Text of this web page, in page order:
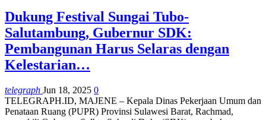
Dukung Festival Sungai Tubo-
Salutambung, Gubernur SDK:
Pembangunan Harus Selaras dengan
Kelestarian…
telegraph Jun 18, 2025 0
TELEGRAPH.ID, MAJENE – Kepala Dinas Pekerjaan Umum dan
Penataan Ruang (PUPR) Provinsi Sulawesi Barat, Rachmad,